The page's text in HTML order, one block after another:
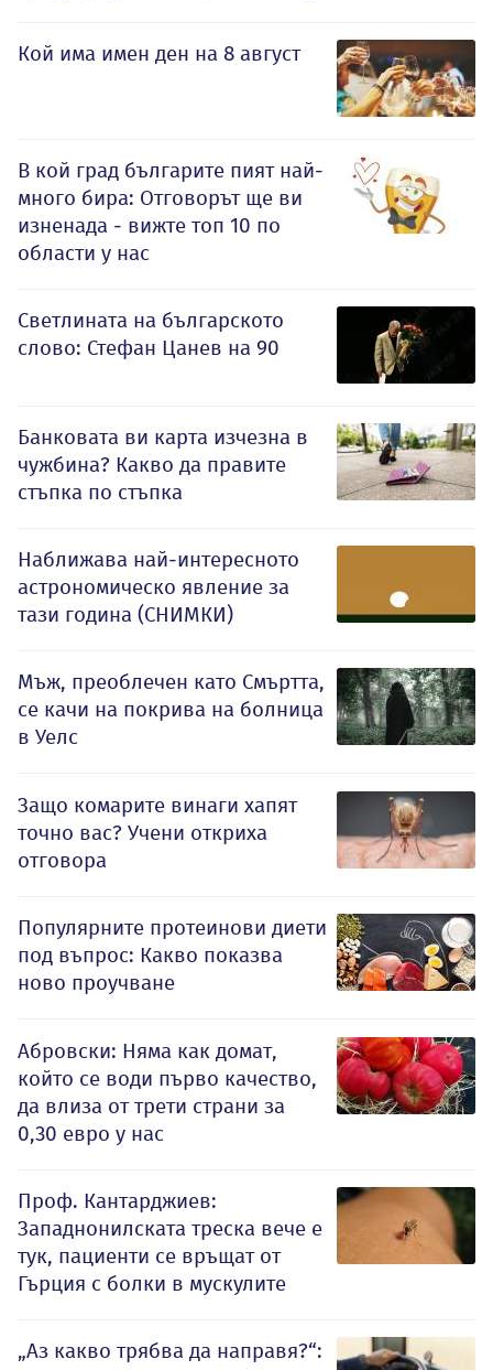
Кой има имен ден на 8 август
В кой град българите пият най-
много бира: Отговорът ще ви
изненада - вижте топ 10 по
области у нас
Светлината на българското
слово: Стефан Цанев на 90
Банковата ви карта изчезна в
чужбина? Какво да правите
стъпка по стъпка
Наближава най-интересното
астрономическо явление за
тази година (СНИМКИ)
Мъж, преоблечен като Смъртта,
се качи на покрива на болница
в Уелс
Защо комарите винаги хапят
точно вас? Учени откриха
отговора
Популярните протеинови диети
под въпрос: Какво показва
ново проучване
Абровски: Няма как домат,
който се води първо качество,
да влиза от трети страни за
0,30 евро у нас
Проф. Кантарджиев:
Западнонилската треска вече е
тук, пациенти се връщат от
Гърция с болки в мускулите
„Аз какво трябва да направя?“: